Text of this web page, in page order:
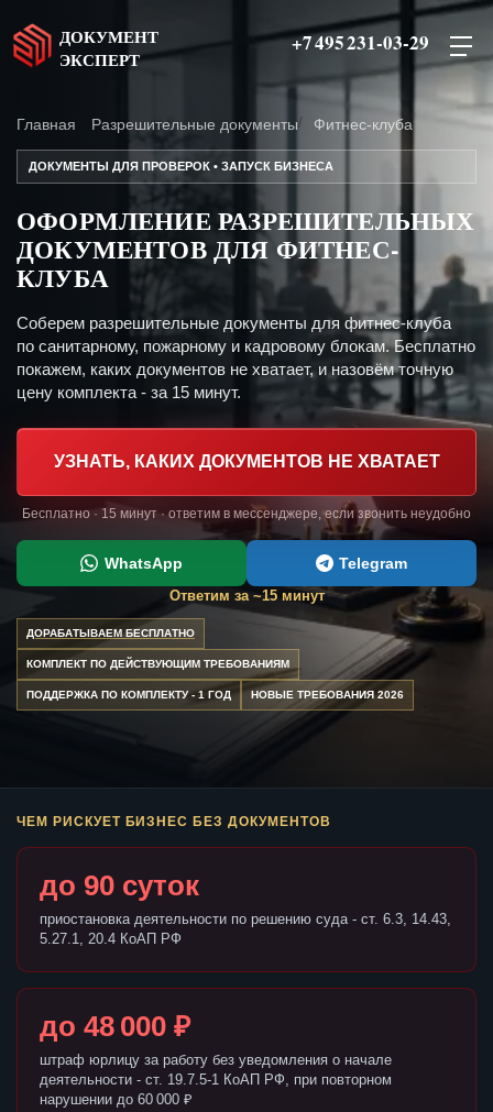
ДОКУМЕНТ
ЭКСПЕРТ
+7 495 231-03-29
Главная Разрешительные документы Фитнес-клуба
ДОКУМЕНТЫ ДЛЯ ПРОВЕРОК • ЗАПУСК БИЗНЕСА
ОФОРМЛЕНИЕ РАЗРЕШИТЕЛЬНЫХ
ДОКУМЕНТОВ ДЛЯ ФИТНЕС-
КЛУБА
Соберем разрешительные документы для фитнес-клуба
по санитарному, пожарному и кадровому блокам. Бесплатно
покажем, каких документов не хватает, и назовём точную
цену комплекта - за 15 минут.
УЗНАТЬ, КАКИХ ДОКУМЕНТОВ НЕ ХВАТАЕТ
Бесплатно · 15 минут · ответим в мессенджере, если звонить неудобно
WhatsApp Telegram
Ответим за ~15 минут
ДОРАБАТЫВАЕМ БЕСПЛАТНО
КОМПЛЕКТ ПО ДЕЙСТВУЮЩИМ ТРЕБОВАНИЯМ
ПОДДЕРЖКА ПО КОМПЛЕКТУ - 1 ГОД НОВЫЕ ТРЕБОВАНИЯ 2026
ЧЕМ РИСКУЕТ БИЗНЕС БЕЗ ДОКУМЕНТОВ
до 90 суток
приостановка деятельности по решению суда - ст. 6.3, 14.43,
5.27.1, 20.4 КоАП РФ
до 48 000 ₽
штраф юрлицу за работу без уведомления о начале
деятельности - ст. 19.7.5-1 КоАП РФ, при повторном
нарушении до 60 000 ₽